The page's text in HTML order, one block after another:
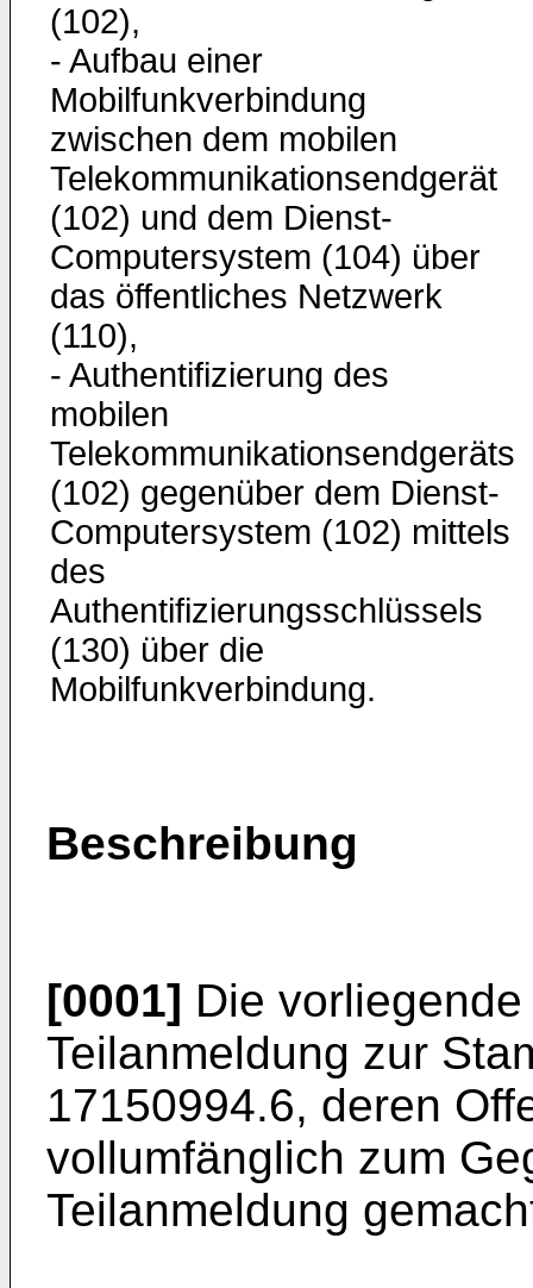
(102),
- Aufbau einer
Mobilfunkverbindung
zwischen dem mobilen
Telekommunikationsendgerät
(102) und dem Dienst-
Computersystem (104) über
das öffentliches Netzwerk
(110),
- Authentifizierung des
mobilen
Telekommunikationsendgeräts
(102) gegenüber dem Dienst-
Computersystem (102) mittels
des
Authentifizierungsschlüssels
(130) über die
Mobilfunkverbindung.
Beschreibung
[0001] Die
Teilanmeldung zur
17150994.6, deren
vollumfänglich zum
Teilanmeldung